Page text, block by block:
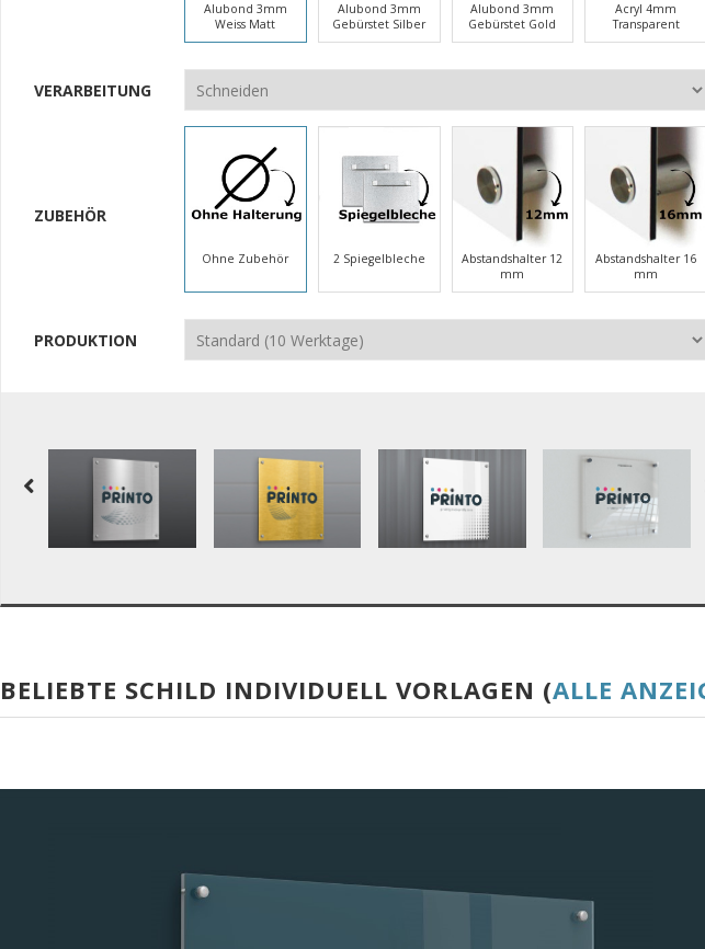
Alubond 3mm
Weiss Matt
Alubond 3mm
Gebürstet Silber
Alubond 3mm
Gebürstet Gold
Acryl 4mm
Transparent
VERARBEITUNG
ZUBEHÖR
Ohne Zubehör 2 Spiegelbleche
Abstandshalter 12
mm
Abstandshalter 16
mm
PRODUKTION
BELIEBTE SCHILD INDIVIDUELL VORLAGEN (ALLE